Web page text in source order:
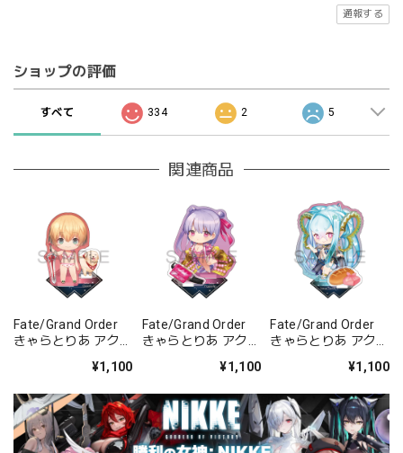
通報する
ショップの評価
すべて 334 2 5
関連商品
Fate/Grand Order
きゃらとりあ アクリ
¥1,100
Fate/Grand Order
きゃらとりあ アクリ
ー/パッションリッ
¥1,100
Fate/Grand Order
きゃらとりあ アクリ
ー/ラーヴァ/ティア
¥1,100